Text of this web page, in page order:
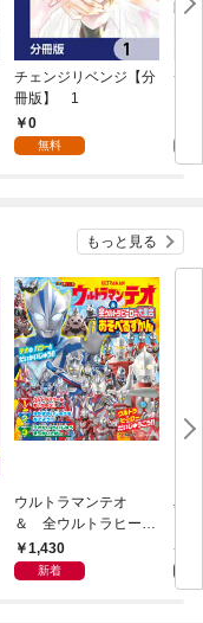
チェンジリベンジ【分
冊版】 1
0
無料
チ
もっと見る
ウルトラマンテオ
＆ 全ウルトラヒーロ
ー大集合 あそべるず
かん
1,430
新着
星